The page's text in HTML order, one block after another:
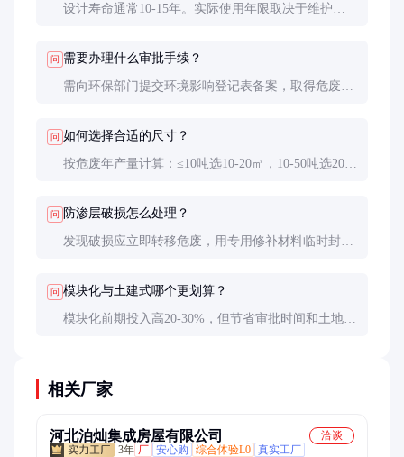
设计寿命通常10-15年。实际使用年限取决于维护状
问 需要办理什么审批手续？
需向环保部门提交环境影响登记表备案，取得危废贮
问 如何选择合适的尺寸？
按危废年产量计算：≤10吨选10-20㎡，10-50吨选20-
问 防渗层破损怎么处理？
发现破损应立即转移危废，用专用修补材料临时封
问 模块化与土建式哪个更划算？
模块化前期投入高20-30%，但节省审批时间和土地成
相关厂家
河北泊灿集成房屋有限公司
洽谈
3年 厂 安心购 综合体验L0 真实工厂